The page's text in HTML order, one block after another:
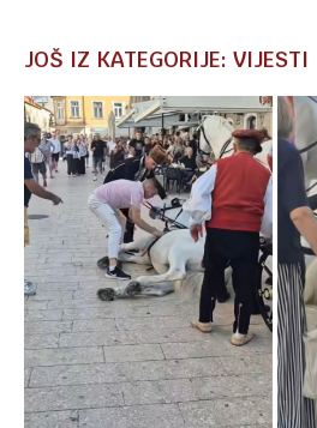
JOŠ IZ KATEGORIJE: VIJESTI